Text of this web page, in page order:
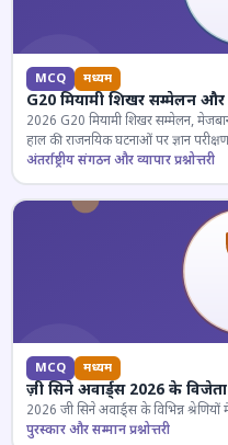
MCQ मध्यम
G20 मियामी शिखर सम्मेलन और
2026 G20 मियामी शिखर सम्मेलन,
हाल की राजनयिक घटनाओं पर ज्ञान
अंतर्राष्ट्रीय संगठन और व्यापार प्रश्नोत्तरी
MCQ मध्यम
ज़ी सिने अवार्ड्स 2026 के विजेता
2026 जी सिने अवार्ड्स के विभिन्न
पुरस्कार और सम्मान प्रश्नोत्तरी